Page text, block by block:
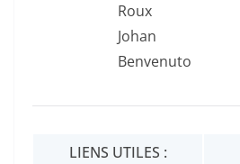
Roux
Johan
Benvenuto
LIENS UTILES :